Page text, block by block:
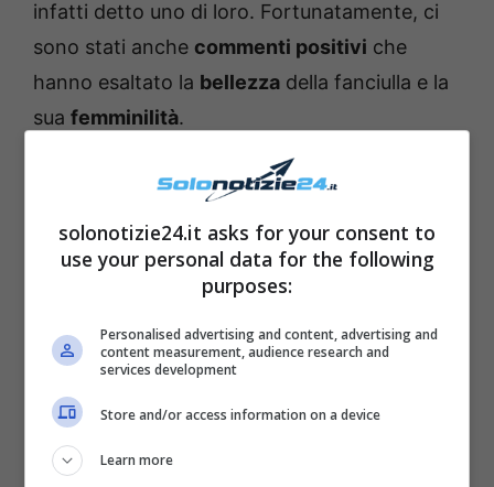
infatti detto uno di loro. Fortunatamente, ci
sono stati anche commenti positivi che
hanno esaltato la bellezza della fanciulla e la
sua femminilità.
solonotizie24.it asks for your consent to
use your personal data for the following
purposes:
Personalised advertising and content, advertising and
content measurement, audience research and
services development
Store and/or access information on a device
Learn more